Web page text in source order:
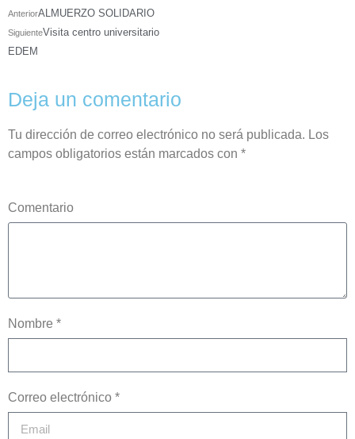
AnteriorALMUERZO SOLIDARIO
SiguienteVisita centro universitario
EDEM
Deja un comentario
Tu dirección de correo electrónico no será publicada. Los
campos obligatorios están marcados con *
Comentario
Nombre *
Correo electrónico *